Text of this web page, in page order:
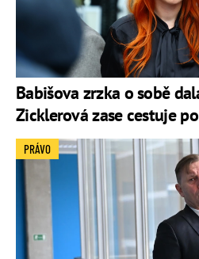
Babišova zrzka o sobě
Zicklerová zase cestuje
PRÁVO